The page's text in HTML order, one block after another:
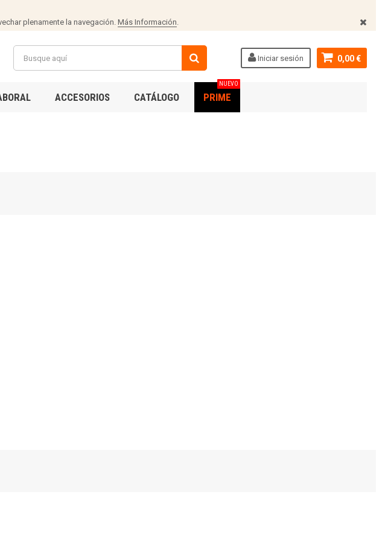
plenamente la navegación.Más Información.
0,00 €
Iniciar sesión
ACCESORIOS CATÁLOGO PRIME
NUEVO